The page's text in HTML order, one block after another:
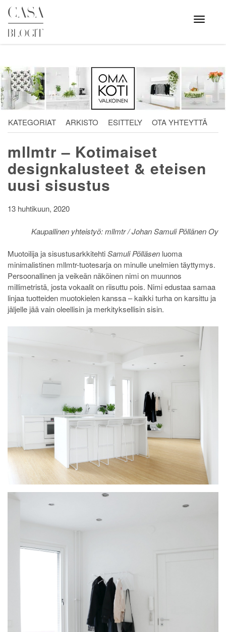
Skip
content
Avaa
valikko
KATEGORIAT ARKISTO ESITTELY OTA YHTEYTTÄ
mllmtr – Kotimaiset
designkalusteet & eteisen
uusi sisustus
13 huhtikuun, 2020
Kaupallinen yhteistyö: mllmtr / Johan Samuli Pöllänen Oy
Muotoilija ja sisustusarkkitehtiSamuli Pölläsen luoma
minimalistinen mllmtr-tuotesarja on minulle unelmien täyttymys.
Persoonallinen ja veikeän näköinen nimi on muunnos
millimetristä, josta vokaalit on riisuttu pois. Nimi edustaa samaa
linjaa tuotteiden muotokielen kanssa – kaikki turha on karsittu ja
jäljelle jää vain oleellisin ja merkityksellisin sisin.